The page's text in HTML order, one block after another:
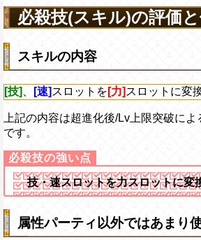
必殺技(スキル)の評価
スキルの内容
[技]、 [速] スロットを [力] スロットに変
上記の内容は超進化後/Lv上限突破に
です。
技・速スロットを力スロットに変
属性パーティ以外ではあまり